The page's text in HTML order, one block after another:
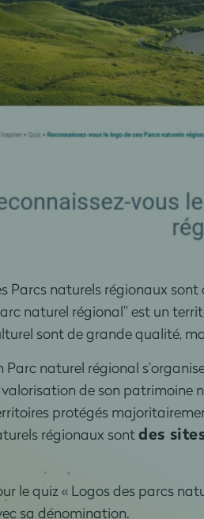
Parcs naturels régionaux
naturel régional” est un
sont de grande qualité,
Parc naturel régional
de son patrimoine
protégés
régionaux sontdes
le quiz « Logos des parcs
sa dénomination.